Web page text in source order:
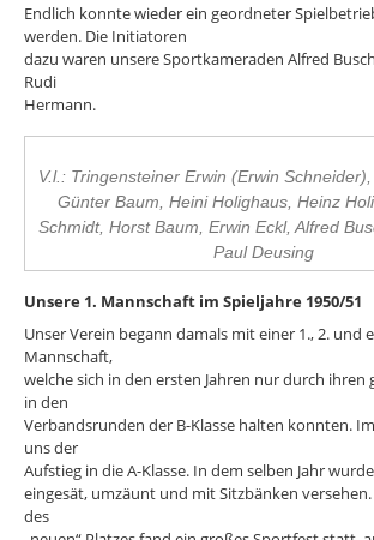
Endlich konnte wieder ein geordneter
werden. Die Initiatoren
dazu waren unsere Sportkameraden Alfred
Rudi
Hermann.
V.l.: Tringensteiner Erwin (Erwin
Günter Baum, Heini Holighaus, Heinz
Schmidt, Horst Baum, Erwin Eckl, Alfred
Paul Deusing
Unsere 1. Mannschaft im Spieljahre 1950/51
Unser Verein begann damals mit einer 1., 2. und
Mannschaft,
welche sich in den ersten Jahren nur durch ihren
in den
Verbandsrunden der B-Klasse halten konnten.
uns der
Aufstieg in die A-Klasse. In dem selben Jahr
eingesät, umzäunt und mit Sitzbänken
des